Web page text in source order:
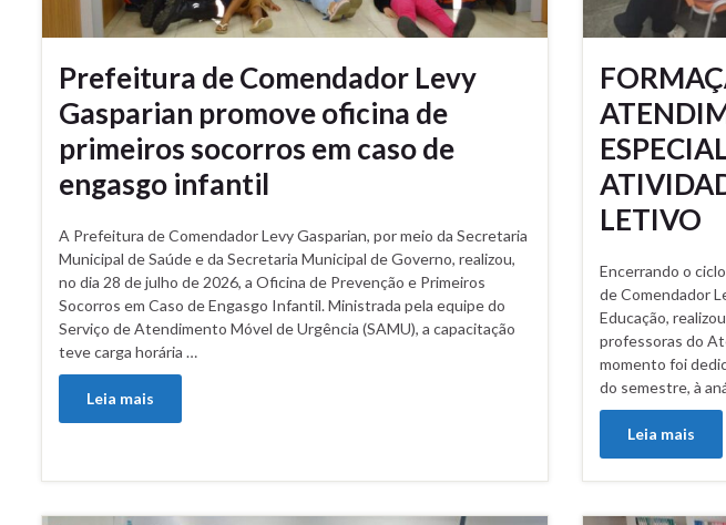
Prefeitura de Comendador Levy
Gasparian promove oficina de
primeiros socorros em caso de
engasgo infantil
A Prefeitura de Comendador Levy Gasparian, por meio da Secretaria
Municipal de Saúde e da Secretaria Municipal de Governo, realizou,
no dia 28 de julho de 2026, a Oficina de Prevenção e Primeiros
Socorros em Caso de Engasgo Infantil. Ministrada pela equipe do
Serviço de Atendimento Móvel de Urgência (SAMU), a capacitação
teve carga horária …
Leia mais
LETIVO
Encerrando o
de Comendador
Educação,
professoras do
momento foi
do semestre, à
Leia mais